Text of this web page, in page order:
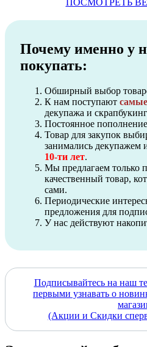
Почему именно у
покупать:
Обширный выбор
К нам поступают
декупажа и
Постоянное
Товар для закупок
занимались декупажем
10-ти лет.
Мы предлагаем только
качественный товар,
сами.
Периодические
предложения для
У нас действуют
Подписывайтесь на наш
первыми узнавать о
(Акции и Скидки